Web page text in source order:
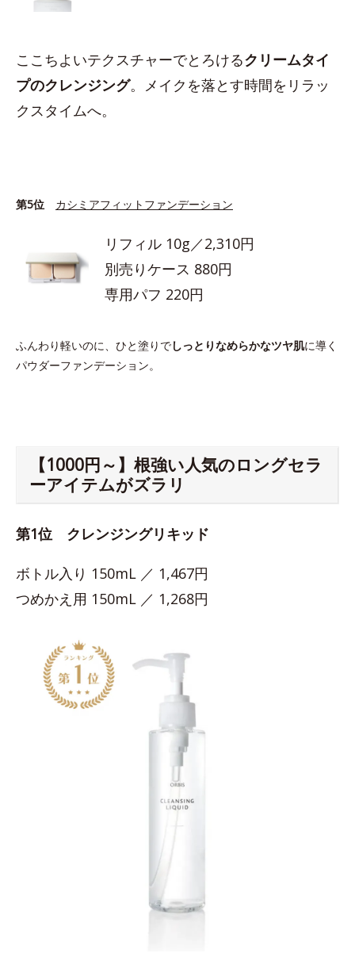
ここちよいテクスチャーでとろけるクリームタイ
プのクレンジング。メイクを落とす時間をリラッ
クスタイムへ。
第5位 カシミアフィットファンデーション
リフィル 10g／2,310円
別売りケース 880円
専用パフ 220円
ふんわり軽いのに、ひと塗りでしっとりなめらかなツヤ肌に導く
パウダーファンデーション。
【1000円～】根強い人気のロングセラ
ーアイテムがズラリ
第1位 クレンジングリキッド
ボトル入り 150mL ／ 1,467円
つめかえ用 150mL ／ 1,268円